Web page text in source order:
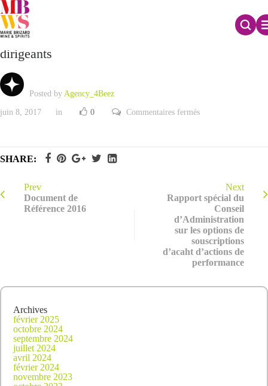
Rapport spécial sur les rémunérations des
dirigeants
Posted by Agency_4Beez
juin 8, 2017 in 0 Commentaires ferméssur
SHARE:
Prev
Document de
Référence 2016
Next
Rapport spécial du
Conseil
d’Administration
sur les options de
souscriptions
d’acaht d’actions de
performance
Archives
février 2025
octobre 2024
septembre 2024
juillet 2024
avril 2024
février 2024
novembre 2023